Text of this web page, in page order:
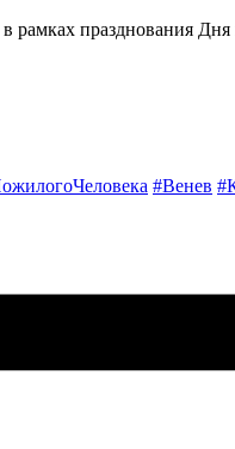
рамках празднования
#Венев